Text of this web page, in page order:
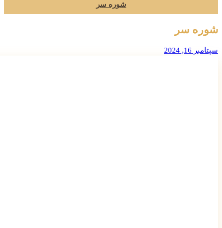
شوره سر
شوره سر
سپتامبر 16, 2024